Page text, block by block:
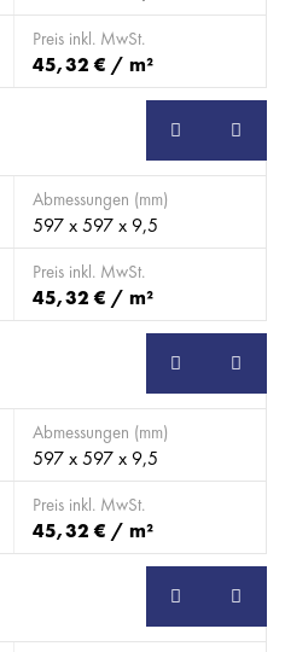
Preis inkl. MwSt.
45,32 € / m²
Abmessungen (mm)
597 x 597 x 9,5
Preis inkl. MwSt.
45,32 € / m²
Abmessungen (mm)
597 x 597 x 9,5
Preis inkl. MwSt.
45,32 € / m²